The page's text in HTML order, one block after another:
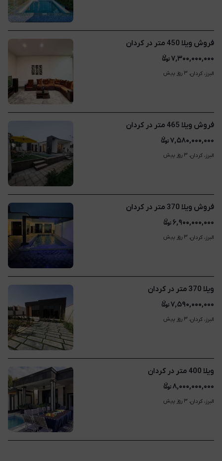
فروش ویلا 450 متر در کردان
۷,۳۰۰,۰۰۰,۰۰۰
البرز، کردان، ۳ روز پیش
فروش ویلا 465 متر در کردان
۷,۵۸۰,۰۰۰,۰۰۰
البرز، کردان، ۳ روز پیش
فروش ویلا 370 متر در کردان
۶,۹۰۰,۰۰۰,۰۰۰
البرز، کردان، ۳ روز پیش
ویلا 370 متر در کردان
۷,۵۹۰,۰۰۰,۰۰۰
البرز، کردان، ۳ روز پیش
ویلا 400 متر در کردان
۸,۰۰۰,۰۰۰,۰۰۰
البرز، کردان، ۳ روز پیش